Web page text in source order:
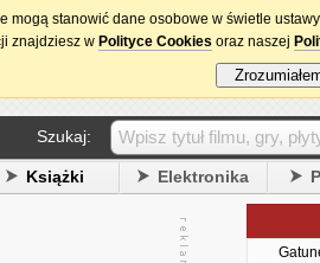
DataPremiery.pl
Szukaj:
Książki Elektronika
stanowić dane osobowe w świetle
znajdziesz w Polityce Cookies oraz naszej